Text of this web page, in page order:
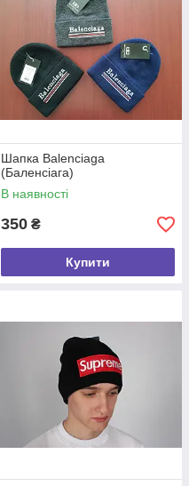
Шапка Balenciaga
(Баленсіага)
В наявності
350 ₴
Купити